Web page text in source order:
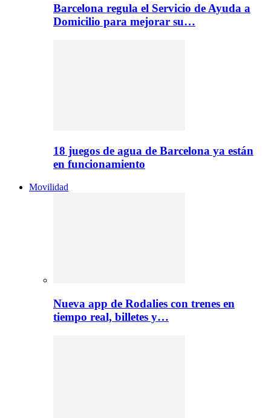
Barcelona regula el Servicio de Ayuda a
Domicilio para mejorar su…
18 juegos de agua de Barcelona ya están
en funcionamiento
Movilidad
Nueva app de Rodalies con trenes en
tiempo real, billetes y…